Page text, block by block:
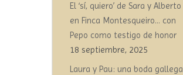
El ‘sí, quiero’ de Sara y Alberto
en Finca Montesqueiro… con
Pepo como testigo de honor
18 septiembre, 2025
Laura y Pau: una boda gallega